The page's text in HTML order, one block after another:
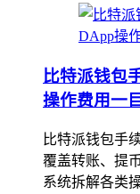
比特派钱包
操作费用一
比特派钱包手
覆盖转账、提
系统拆解各类